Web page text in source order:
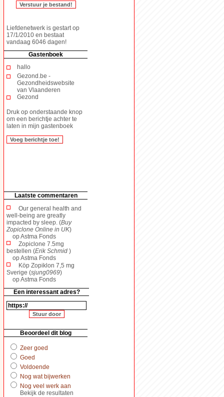
Liefdenetwerk is gestart op
17/1/2010 en bestaat
vandaag 6046 dagen!
Gastenboek
hallo
Gezond.be -
Gezondheidswebsite
van Vlaanderen
Gezond
Druk op onderstaande knop
om een berichtje achter te
laten in mijn gastenboek
Laatste commentaren
Our general health and
well-being are greatly
impacted by sleep. (Buy
Zopiclone Online in UK)
opAstma Fonds
Zopiclone 7.5mg
bestellen (Erik Schmid )
opAstma Fonds
Köp Zopiklon 7,5 mg
Sverige (sjung0969)
opAstma Fonds
Een interessant adres?
Beoordeel dit blog
Zeer goed
Goed
Voldoende
Nog wat bijwerken
Nog veel werk aan
Bekijk de resultaten